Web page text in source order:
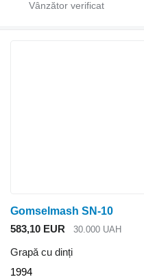
Gomselmash SN-10
583,10 EUR
30.000 UAH
Grapă cu dinți
1994